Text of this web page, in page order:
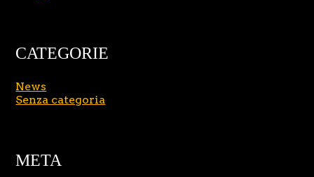
CATEGORIE
News
Senza categoria
META